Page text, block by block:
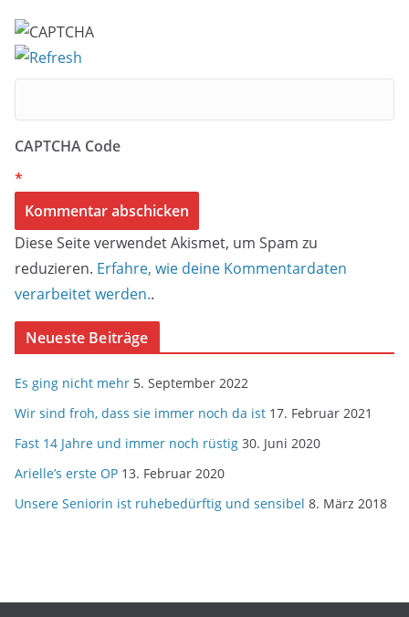
CAPTCHA Code
*
Diese Seite verwendet Akismet, um Spam zu
reduzieren. Erfahre, wie deine Kommentardaten
verarbeitet werden..
Neueste Beiträge
Es ging nicht mehr 5. September 2022
Wir sind froh, dass sie immer noch da ist 17. Februar 2021
Fast 14 Jahre und immer noch rüstig 30. Juni 2020
Arielle’s erste OP 13. Februar 2020
Unsere Seniorin ist ruhebedürftig und sensibel 8. März 2018